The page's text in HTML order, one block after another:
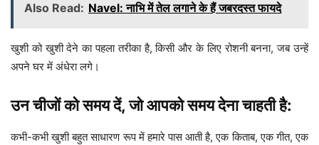
Also Read: Navel: नाभि में तेल लगाने के हैं जबरदस्त फायदे
खुशी को खुशी देने का पहला तरीका है, किसी और के लिए रोशनी बनना, जब उन्हें
अपने घर में अंधेरा लगे।
उन चीजों को समय दें, जो आपको समय देना चाहती है:
कभी-कभी खुशी बहुत साधारण रूप में हमारे पास आती है, एक किताब, एक गीत, एक